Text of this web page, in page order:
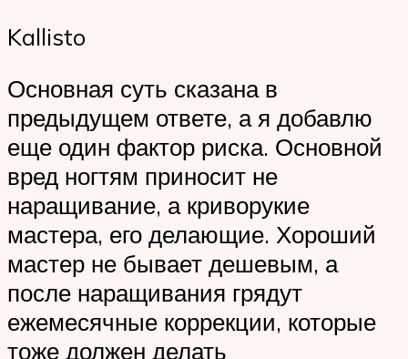
Kallisto
Основная суть сказана в
предыдущем ответе, а я добавлю
еще один фактор риска. Основной
вред ногтям приносит не
наращивание, а криворукие
мастера, его делающие. Хороший
мастер не бывает дешевым, а
после наращивания грядут
ежемесячные коррекции, которые
тоже должен делать